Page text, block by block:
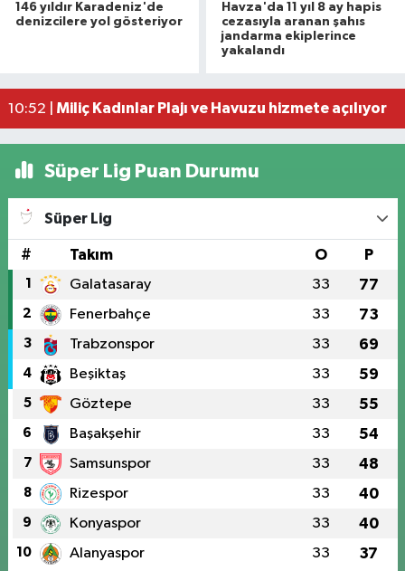
146 yıldır Karadeniz'de
denizcilere yol gösteriyor
Havza'da 11 yıl 8 ay hapis
cezasıyla aranan şahıs
jandarma ekiplerince
yakalandı
12:20 |SP Samsun milletvekili Mehmet Karaman'dan
Bafra'da sanayi esnafından kan bağışına destek
Kavak'ta ilçe merkezinde 1,6 kilometrelik asfalt
12:20 | Başkan Kurnaz: 'Büyüklerimiz göz
Süper Lig Puan Durumu
Süper Lig
# Takım O P
1 Galatasaray 33 77
2 Fenerbahçe 33 73
3 Trabzonspor 33 69
4 Beşiktaş 33 59
5 Göztepe 33 55
6 Başakşehir 33 54
7 Samsunspor 33 48
8 Rizespor 33 40
9 Konyaspor 33 40
10 Alanyaspor 33 37